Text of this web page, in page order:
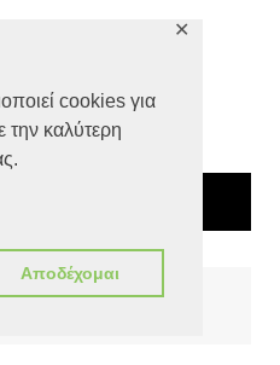
cookies για
την καλύτερη
Αποδέχομαι
✕
Design